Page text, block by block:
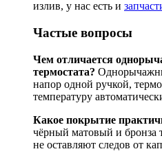
излив, у нас есть и
Частые вопросы
Чем отличается
термостата?
напор одной ручкой,
температуру
Какое покрытие
чёрный матовый и бронза
не оставляют следов от